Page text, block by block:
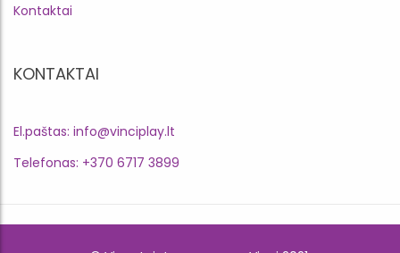
Kontaktai
KONTAKTAI
El.paštas: info@vinciplay.lt
Telefonas: +370 6717 3899